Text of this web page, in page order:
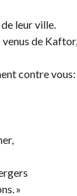
leur ville.
de Kaftor,
contre vous:
»